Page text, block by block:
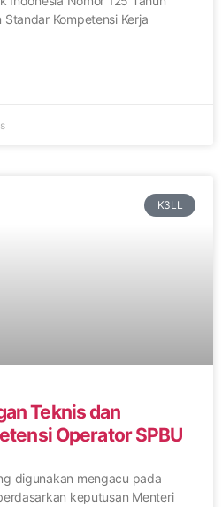
Kompetensi Kerja
K3LL
Teknis dan
Operator SPBU
digunakan mengacu pada
keputusan Menteri